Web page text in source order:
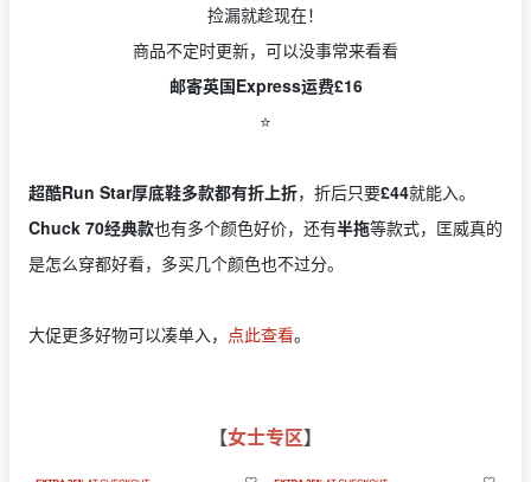
捡漏就趁现在！
商品不定时更新，可以没事常来看看
邮寄英国Express运费£16
⭐️
超酷Run Star厚底鞋多款都有折上折，折后只要£44就能入。
Chuck 70经典款也有多个颜色好价，还有半拖等款式，匡威真的
是怎么穿都好看，多买几个颜色也不过分。
大促更多好物可以凑单入， 点此查看。
【女士专区】